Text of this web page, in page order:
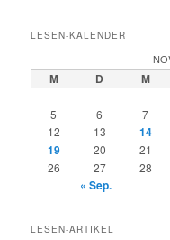
LESEN-KALENDER
M D M
5
6 7
12
13 14
19
20 21
26
27 28
« Sep.
LESEN-ARTIKEL